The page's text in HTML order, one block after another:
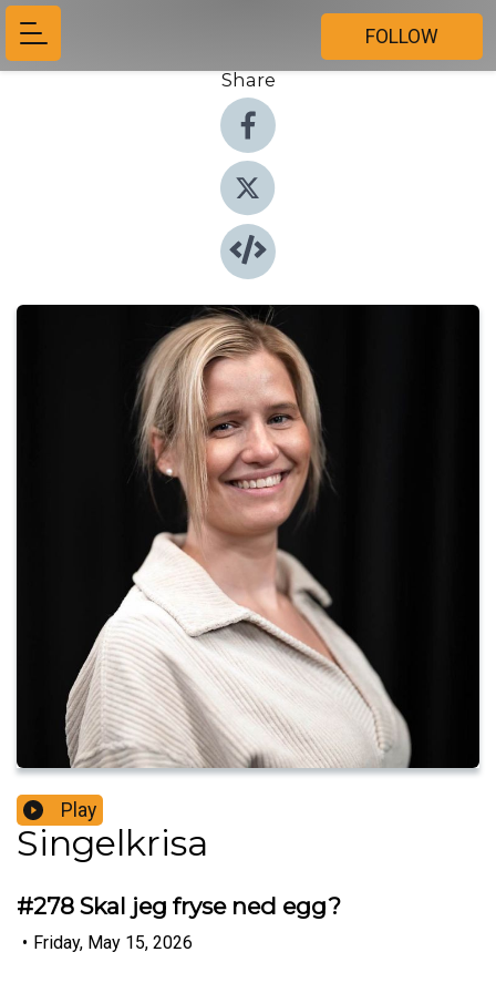
FOLLOW
Share
Play
Singelkrisa
#278 Skal jeg fryse ned egg?
• Friday, May 15, 2026